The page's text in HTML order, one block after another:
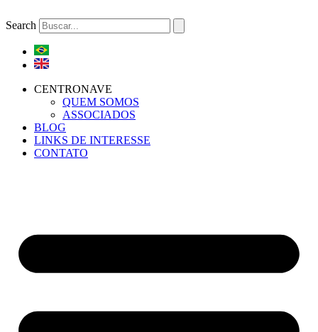
para
conteúdo
Search
CENTRONAVE
QUEM SOMOS
ASSOCIADOS
BLOG
LINKS DE INTERESSE
CONTATO